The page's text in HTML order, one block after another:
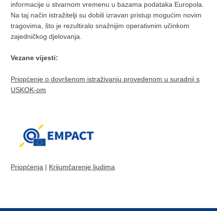
informacije u stvarnom vremenu u bazama podataka Europola.
Na taj način istražitelji su dobili izravan pristup mogućim novim
tragovima, što je rezultiralo snažnijim operativnim učinkom
zajedničkog djelovanja.
Vezane vijesti:
Priopćenje o dovršenom istraživanju provedenom u suradnji s
USKOK-om
Priopćenja | Krijumčarenje ljudima